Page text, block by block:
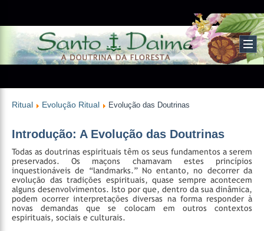
Ritual Evolução Ritual Evolução das Doutrinas
Introdução: A Evolução das Doutrinas
Todas as doutrinas espirituais têm os seus fundamentos a serem
preservados. Os maçons chamavam estes princípios
inquestionáveis de “landmarks.” No entanto, no decorrer da
evolução das tradições espirituais, quase sempre acontecem
alguns desenvolvimentos. Isto por que, dentro da sua dinâmica,
podem ocorrer interpretações diversas na forma responder à
novas demandas que se colocam em outros contextos
espirituais, sociais e culturais.